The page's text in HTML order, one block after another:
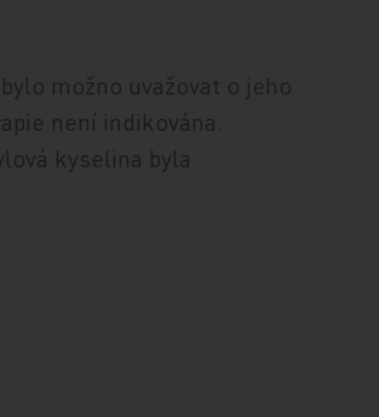
možno uvažovat o jeho
není indikována.
kyselina byla